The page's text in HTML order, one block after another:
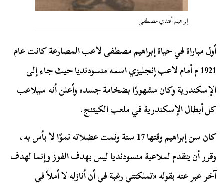
إبراهيم أفندي مصطفى
أول مباراة في حياة إبراهيم مصطفى لاعب المصارعة كانت عام
1921 م أمام لاعب إنجليزي اسمه منسودنديا حيث جاء إلى
الإسكندرية وكان مشهورًا بضخامة جسده وأعلن أنه سيلاعب
كل أبطال الإسكندرية في ملعب الكيتنج.
كان سن إبراهيم وقتها 17 سنة ونمت عضلاته نموًا لا بأس به،
وقرر أن يتقدم لملاعبة منسودنديا ليس بهدف الفوز وإنما لهدف
آخر عبر عنه بقوله «تملكتني رغبة في أن أنازله لا أملاً في